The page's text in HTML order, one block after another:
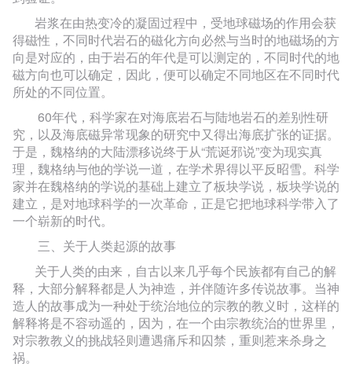
岩浆在由热变冷的凝固过程中，受地球磁场的作用会获
得磁性，不同时代岩石的磁化方向必然与当时的地磁场的方
向是对应的，由于岩石的年代是可以测定的，不同时代的地
磁方向也可以确定，因此，便可以确定不同地区在不同时代
所处的不同位置。
60年代，科学家在对海底岩石与陆地岩石的差别性研
究，以及海底磁异常现象的研究中又得出海底扩张的证据。
于是，魏格纳的大陆漂移说终于从“荒诞邪说”变为现实真
理，魏格纳与他的学说一道，在学术界得以平反昭雪。科学
家并在魏格纳的学说的基础上建立了板块学说，板块学说的
建立，是对地球科学的一次革命，正是它把地球科学带入了
一个崭新的时代。
三、关于人类起源的故事
关于人类的由来，自古以来几乎每个民族都有自己的解
释，大部分解释都是人为神造，并伴随许多传说故事。当神
造人的故事成为一种处于统治地位的宗教的教义时，这样的
解释将是不容动遥的，因为，在一个由宗教统治的世界里，
对宗教教义的挑战轻则遭遇痛斥和囚禁，重则惹来杀身之
祸。